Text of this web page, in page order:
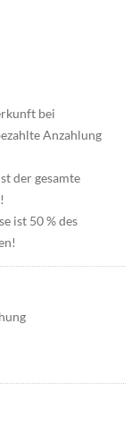
bei
Anzahlung
der gesamte
ist 50 % des